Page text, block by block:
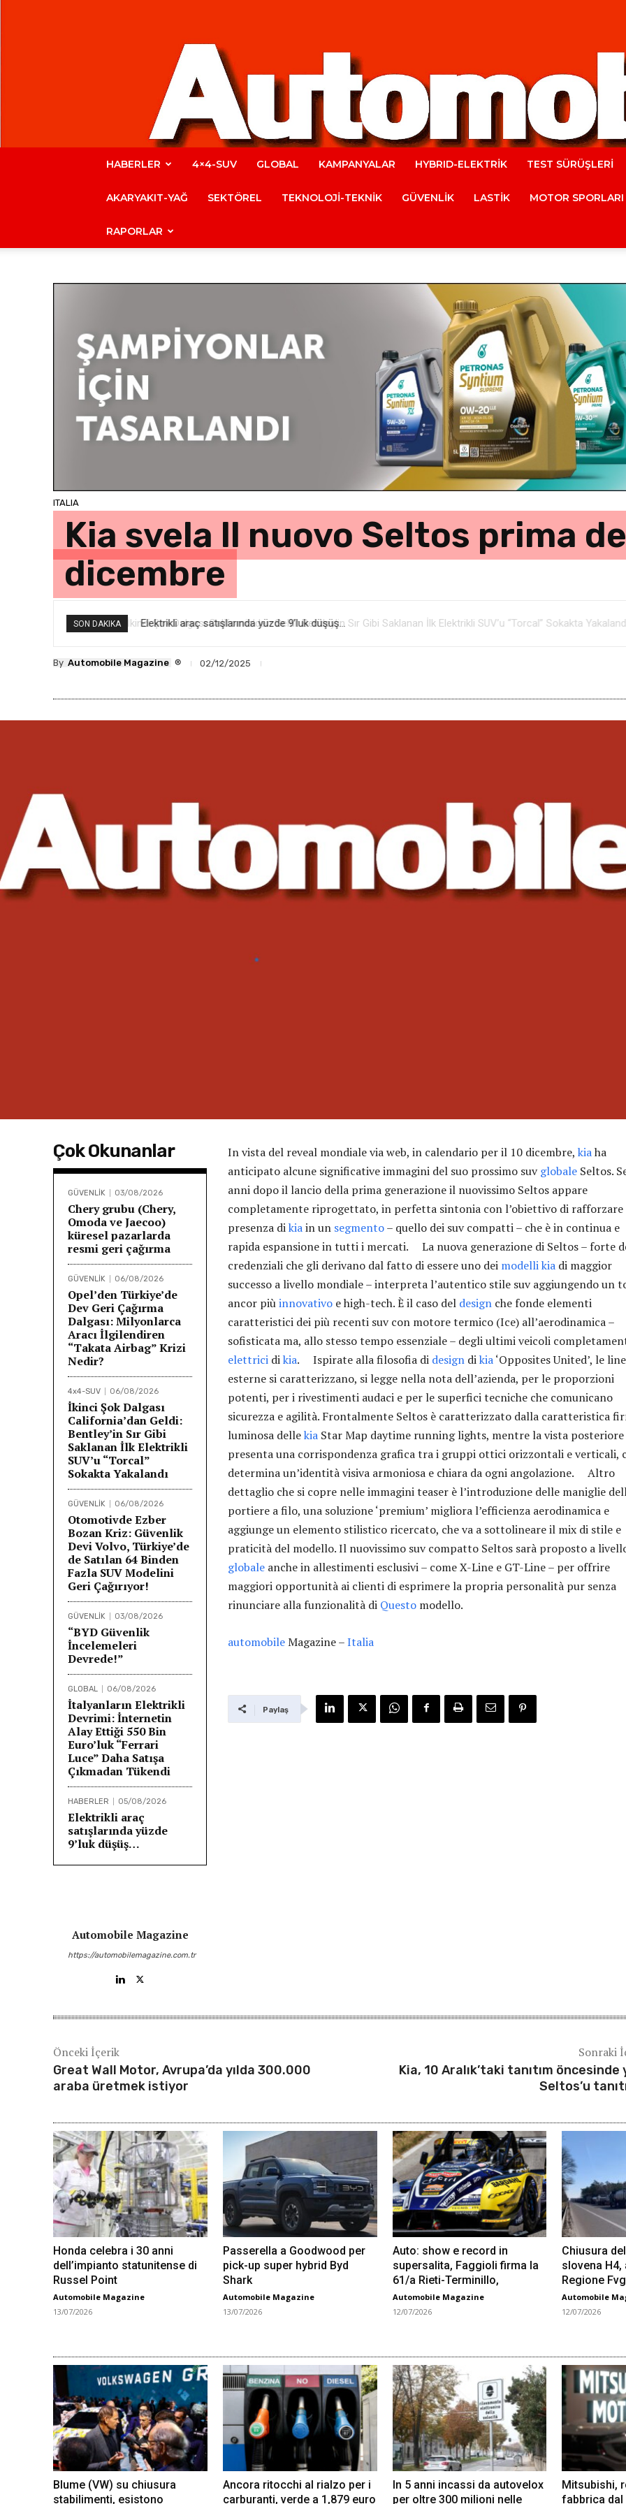
Automobile
Magazine
HABERLER 4×4-SUV GLOBAL KAMPANYALAR HYBRID-ELEKTRİK TEST SÜRÜŞLERİ
AKARYAKIT-YAĞ SEKTÖREL TEKNOLOJİ-TEKNİK GÜVENLİK LASTİK MOTOR SPORLARI
RAPORLAR
ITALIA
Kia svela ll nuovo Seltos prima
dicembre
SON DAKIKA Elektrikli araç satışlarında yüzde 9’luk düşüş…
By Automobile Magazine ® 02/12/2025
Çok Okunanlar
GÜVENLİK 03/08/2026
Chery grubu (Chery,
Omoda ve Jaecoo)
küresel pazarlarda
resmi geri çağırma
GÜVENLİK 06/08/2026
Opel’den Türkiye’de
Dev Geri Çağırma
Dalgası: Milyonlarca
Aracı İlgilendiren
“Takata Airbag” Krizi
Nedir?
4x4-SUV 06/08/2026
İkinci Şok Dalgası
California’dan Geldi:
Bentley’in Sır Gibi
Saklanan İlk Elektrikli
SUV’u “Torcal”
Sokakta Yakalandı
GÜVENLİK 06/08/2026
Otomotivde Ezber
Bozan Kriz: Güvenlik
Devi Volvo, Türkiye’de
de Satılan 64 Binden
Fazla SUV Modelini
Geri Çağırıyor!
GÜVENLİK 03/08/2026
“BYD Güvenlik
İncelemeleri
Devrede!”
GLOBAL 06/08/2026
İtalyanların Elektrikli
Devrimi: İnternetin
Alay Ettiği 550 Bin
Euro’luk “Ferrari
Luce” Daha Satışa
Çıkmadan Tükendi
HABERLER 05/08/2026
Elektrikli araç
satışlarında yüzde
9’luk düşüş…
Automobile Magazine
https://automobilemagazine.com.tr
In vista del reveal mondiale via web, in calendario per il 10 dicembre, kiaha
anticipato alcune significative immagini del suo prossimo suvglobale Seltos.
anni dopo il lancio della prima generazione il nuovissimo Seltos appare
completamente riprogettato, in perfetta sintonia con l’obiettivo di rafforzare
presenza dikiain un segmento– quello dei suv compatti – che è in continua e
rapida espansione in tutti i mercati. La nuova generazione di Seltos – forte
credenziali che gli derivano dal fatto di essere uno dei modellikia di maggior
successo a livello mondiale – interpreta l’autentico stile suv aggiungendo un
ancor piùinnovativo e high-tech. È il caso del design che fonde elementi
caratteristici dei più recenti suv con motore termico (Ice) all’aerodinamica –
sofisticata ma, allo stesso tempo essenziale – degli ultimi veicoli
elettrici dikia. Ispirate alla filosofia di design dikia‘Opposites United’, le
esterne si caratterizzano, si legge nella nota dell’azienda, per le proporzioni
potenti, per i rivestimenti audaci e per le superfici tecniche che comunicano
sicurezza e agilità. Frontalmente Seltos è caratterizzato dalla caratteristica
luminosa dellekia Star Map daytime running lights, mentre la vista posteriore
presenta una corrispondenza grafica tra i gruppi ottici orizzontali e verticali,
determina un’identità visiva armoniosa e chiara da ogni angolazione. Altro
dettaglio che si copre nelle immagini teaser è l’introduzione delle maniglie
portiere a filo, una soluzione ‘premium’ migliora l’efficienza aerodinamica e
aggiunge un elemento stilistico ricercato, che va a sottolineare il mix di stile e
praticità del modello. Il nuovissimo suv compatto Seltos sarà proposto a
globale anche in allestimenti esclusivi – come X-Line e GT-Line – per offrire
maggiori opportunità ai clienti di esprimere la propria personalità pur senza
rinunciare alla funzionalità di Questo modello.
automobileMagazine –Italia
Paylaş
Önceki İçerik
Great Wall Motor, Avrupa’da yılda 300.000
araba üretmek istiyor
Sonraki
Kia, 10 Aralık’taki tanıtım öncesinde
Seltos’u
Honda celebra i 30 anni
dell’impianto statunitense di
Russel Point
Automobile Magazine
13/07/2026
Passerella a Goodwood per
pick-up super hybrid Byd
Shark
Automobile Magazine
13/07/2026
Auto: show e record in
supersalita, Faggioli firma la
61/a Rieti-Terminillo,
Automobile Magazine
12/07/2026
Chiusura
slovena
Regione
Automobile
12/07/2026
Blume (VW) su chiusura
stabilimenti, esistono
Ancora ritocchi al rialzo per i
carburanti, verde a 1,879 euro
In 5 anni incassi da autovelox
per oltre 300 milioni nelle
Mitsubishi,
fabbrica dal